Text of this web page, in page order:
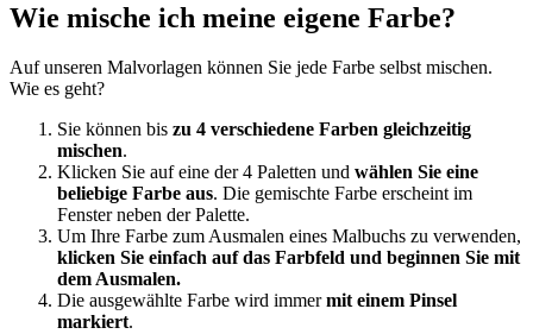
Wie mische ich meine eigene Farbe?
Auf unseren Malvorlagen können Sie jede Farbe selbst mischen.
Wie es geht?
Sie können bis zu 4 verschiedene Farben gleichzeitig
mischen.
Klicken Sie auf eine der 4 Paletten und wählen Sie eine
beliebige Farbe aus. Die gemischte Farbe erscheint im
Fenster neben der Palette.
Um Ihre Farbe zum Ausmalen eines Malbuchs zu verwenden,
klicken Sie einfach auf das Farbfeld und beginnen Sie mit
dem Ausmalen.
Die ausgewählte Farbe wird immermit einem Pinsel
markiert.